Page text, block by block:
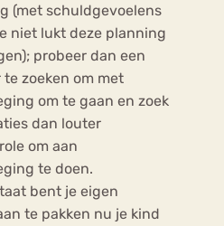
(met schuldgevoelens
niet lukt deze planning
probeer dan een
zoeken om met
om te gaan en zoek
dan louter
om aan
te doen.
bent je eigen
te pakken nu je kind